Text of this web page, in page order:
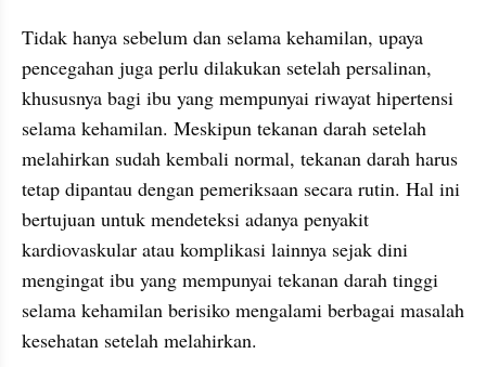
Tidak hanya sebelum dan selama kehamilan, upaya
pencegahan juga perlu dilakukan setelah persalinan,
khususnya bagi ibu yang mempunyai riwayat hipertensi
selama kehamilan. Meskipun tekanan darah setelah
melahirkan sudah kembali normal, tekanan darah harus
tetap dipantau dengan pemeriksaan secara rutin. Hal ini
bertujuan untuk mendeteksi adanya penyakit
kardiovaskular atau komplikasi lainnya sejak dini
mengingat ibu yang mempunyai tekanan darah tinggi
selama kehamilan berisiko mengalami berbagai masalah
kesehatan setelah melahirkan.